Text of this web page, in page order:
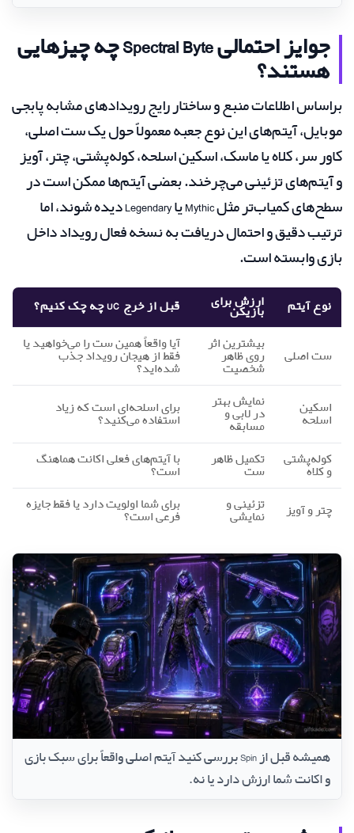
جوایز احتمالی Spectral Byte چه چیزهایی
هستند؟
براساس اطلاعات منبع و ساختار رایج رویدادهای مشابه پابجی
موبایل، آیتم‌های این نوع جعبه معمولاً حول یک ست اصلی،
کاور سر، کلاه یا ماسک، اسکین اسلحه، کوله‌پشتی، چتر، آویز
و آیتم‌های تزئینی می‌چرخند. بعضی آیتم‌ها ممکن است در
سطح‌های کمیاب‌تر مثل Mythic یا Legendary دیده شوند، اما
ترتیب دقیق و احتمال دریافت به نسخه فعال رویداد داخل
بازی وابسته است.
نوع آیتم ارزش برای
بازیکن قبل از خرج UC چه چک کنیم؟
ست اصلی
بیشترین اثر
روی ظاهر
شخصیت
آیا واقعاً همین ست را می‌خواهید یا
فقط از هیجان رویداد جذب
شده‌اید؟
اسکین
اسلحه
نمایش بهتر
در لابی و
مسابقه
برای اسلحه‌ای است که زیاد
استفاده می‌کنید؟
کوله‌پشتی
و کلاه
تکمیل ظاهر
ست
با آیتم‌های فعلی اکانت هماهنگ
است؟
چتر و آویز تزئینی و
نمایشی
برای شما اولویت دارد یا فقط جایزه
فرعی است؟
همیشه قبل از Spin بررسی کنید آیتم اصلی واقعاً برای سبک بازی
و اکانت شما ارزش دارد یا نه.